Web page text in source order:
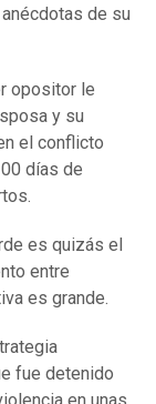
de su
opositor le
y su
el conflicto
días de
es quizás el
entre
es grande.
fue detenido